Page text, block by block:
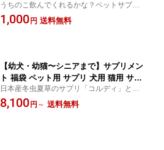
ント 犬 猫 ペット お試しセット コルデ
ィ 3g クリルオイル 6粒 プラセンタ 1g
うちのこ飲んでくれるかな？ペットサプリ
の不安を解消お試しサイズ。 コルディ クリ
ルオイル プラセンタ アミノファイン 免疫
1,000 円 送料無料
【幼犬・幼猫〜シニアまで】サプリメン
ト 福袋 ペット用 サプリ 犬用 猫用 サプ
リメント コルディM/G 30g アミノファ
イン25g セット売り 免疫力 冬虫夏草 ア
日本産冬虫夏草のサプリ「コルディ」とア
ミノ酸100％のサプリ「アミノファイン」
のお得なセット売り！ペット用 サプリ 犬用
8,100 円 ～ 送料無料